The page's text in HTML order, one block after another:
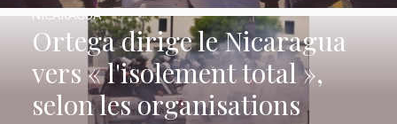
Ortega dirige le Nicaragua
vers « l'isolement total »,
selon les organisations
NICARAGUA